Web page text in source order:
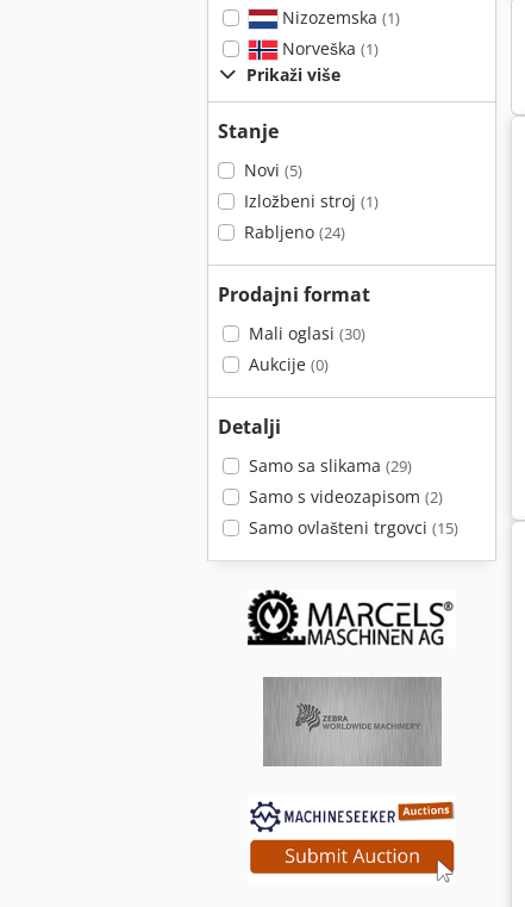
Nizozemska (1)
Norveška (1)
Prikaži više
Stanje
Novi (5)
Izložbeni stroj (1)
Rabljeno (24)
Prodajni format
Mali oglasi (30)
Aukcije (0)
Detalji
Samo sa slikama (29)
Samo s videozapisom (2)
Samo ovlašteni trgovci (15)
Ručne Kružne Pile